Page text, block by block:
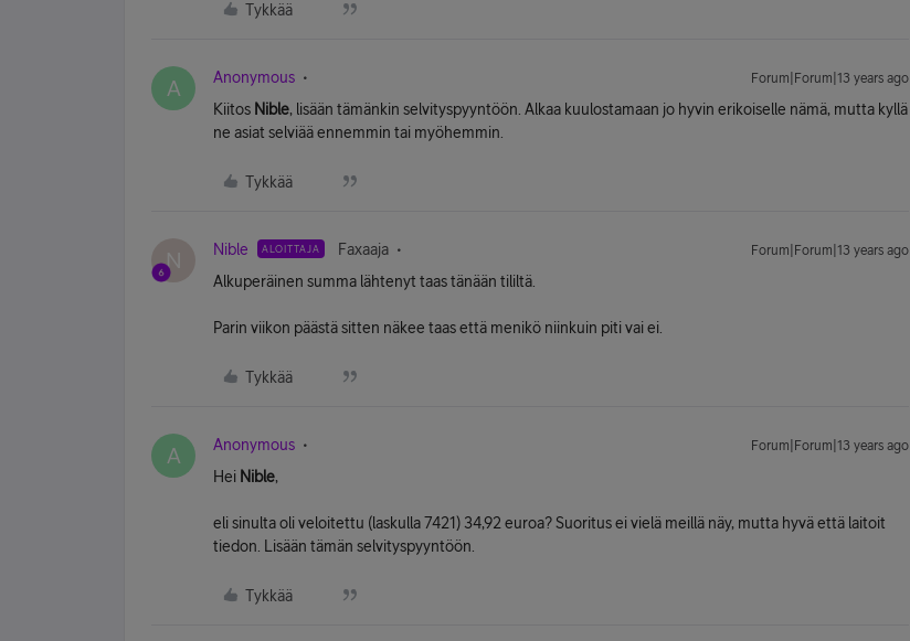
Tykkää
A Anonymous Forum|Forum|13 years ago
Kiitos Nible, lisään tämänkin selvityspyyntöön. Alkaa kuulostamaan jo hyvin erikoiselle nämä, mutta kyllä
ne asiat selviää ennemmin tai myöhemmin.
Tykkää
N Nible ALOITTAJA Faxaaja Forum|Forum|13 years ago
Alkuperäinen summa lähtenyt taas tänään tililtä.
Parin viikon päästä sitten näkee taas että menikö niinkuin piti vai ei.
Tykkää
A Anonymous Forum|Forum|13 years ago
Hei Nible,
eli sinulta oli veloitettu (laskulla 7421) 34,92 euroa? Suoritus ei vielä meillä näy, mutta hyvä että laitoit
tiedon. Lisään tämän selvityspyyntöön.
Tykkää